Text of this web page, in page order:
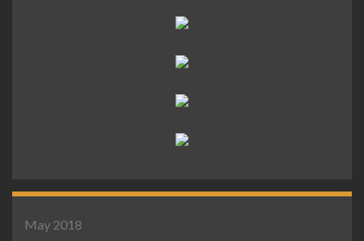
May 2018